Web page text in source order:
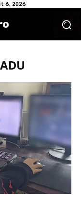
6, 2026